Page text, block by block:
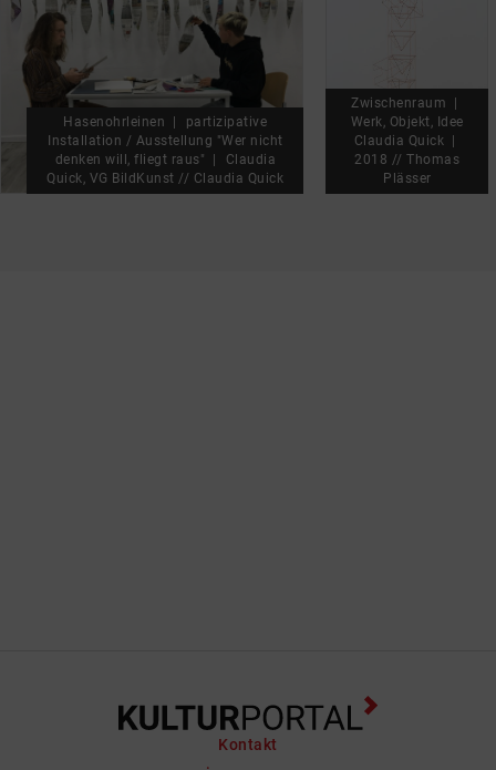
Hasenohrleinen
partizipative
Installation / Ausstellung "Wer nicht
denken will, fliegt raus"
Claudia
Quick, VG BildKunst // Claudia Quick
Zwischenraum
Werk, Objekt, Idee
Claudia Quick
2018 // Thomas
Plässer
Kontakt